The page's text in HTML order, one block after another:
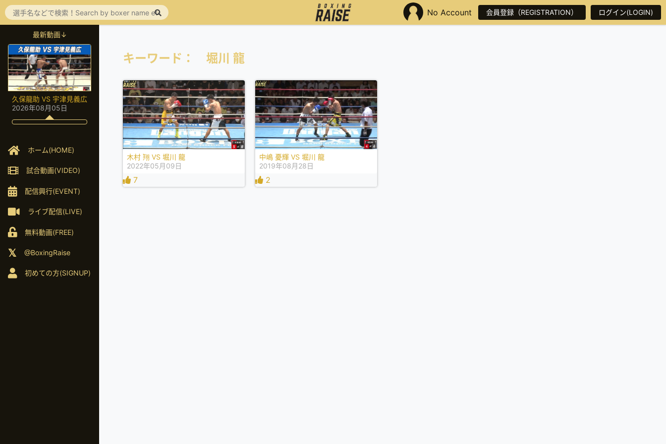
No Account 会員登録（REGISTRATION） ログイン(LOGIN)
最新動画↓
久保龍助 VS 宇津見義広
2026年08月05日
ホーム(HOME)
試合動画(VIDEO)
配信興行(EVENT)
ライブ配信(LIVE)
無料動画(FREE)
@BoxingRaise
初めての方(SIGNUP)
キーワード： 堀川 龍
木村 翔 VS 堀川 龍
2022年05月09日
7
中嶋 憂輝 VS 堀川 龍
2019年08月28日
2